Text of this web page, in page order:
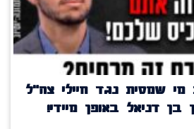
מי שמסית נגד חיילי צה"ל
דניאל באופן מיידי!